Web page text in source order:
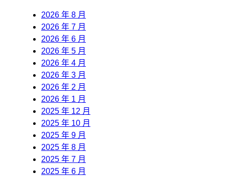
2026 年 8 月
2026 年 7 月
2026 年 6 月
2026 年 5 月
2026 年 4 月
2026 年 3 月
2026 年 2 月
2026 年 1 月
2025 年 12 月
2025 年 10 月
2025 年 9 月
2025 年 8 月
2025 年 7 月
2025 年 6 月